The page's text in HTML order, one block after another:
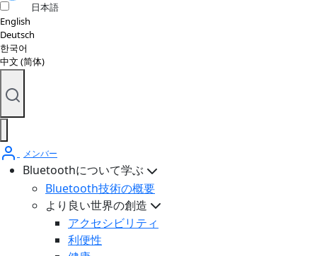
日本語
English
Deutsch
한국어
中文 (简体)
メンバー
Bluetoothについて学ぶ
Bluetooth技術の概要
より良い世界の創造
アクセシビリティ
利便性